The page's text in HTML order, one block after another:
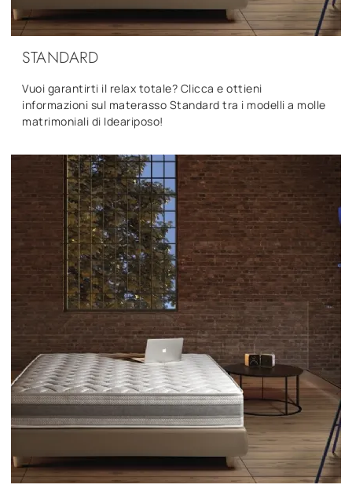
STANDARD
Vuoi garantirti il relax totale? Clicca e ottieni
informazioni sul materasso Standard tra i modelli a molle
matrimoniali di Ideariposo!